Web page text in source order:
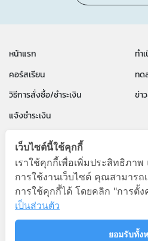
PAUL PARA
หน้าแรก
คอร์สเรียน
วิธีการสั่งซื้อ/ชำระเงิน
แจ้งชำระเงิน
ทำ
ทด
ข่า
คำถามที่พบบ่อย
เว็บไซต์นี้ใช้คุกกี้
เราใช้คุกกี้เพื่อเพิ่มประสิทธิภา
การใช้งานเว็บไซต์ คุณสามารถ
การใช้คุกกี้ได้ โดยคลิก "การตั้
เป็นส่วนตัว
ยอมรับทั้ง